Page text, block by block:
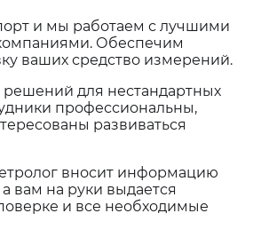
и мы работаем с лучшими
Обеспечим
ваших средство измерений.
решений для нестандартных
профессиональны,
развиваться
вносит информацию
на руки выдается
и все необходимые